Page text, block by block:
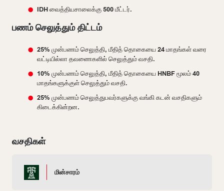
IDH வைத்தியசாலைக்கு 500 மீட்டர்.
பணம் செலுத்தும் திட்டம்
25% முன்பணம் செலுத்தி, மீதித் தொகையை 24 மாதங்கள் வரை
வட்டியில்லா தவணைகளில் செலுத்தும் வசதி.
10% முன்பணம் செலுத்தி, மீதித் தொகையை HNBF மூலம் 40
மாதங்களுக்குள் செலுத்தும் வசதி.
25% முன்பணம் செலுத்துபவர்களுக்கு வங்கி கடன் வசதிகளும்
கிடைக்கின்றன.
வசதிகள்
மின்சாரம்